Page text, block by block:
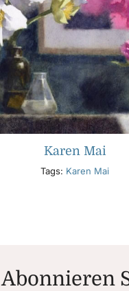
Karen Mai
Tags: Karen Mai
Abonnieren